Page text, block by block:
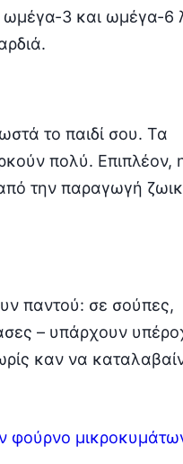
ωμέγα-3 και ωμέγα-6
το παιδί σου. Τα
πολύ. Επιπλέον,
την παραγωγή
παντού: σε σούπες,
– υπάρχουν
καν να
φούρνο